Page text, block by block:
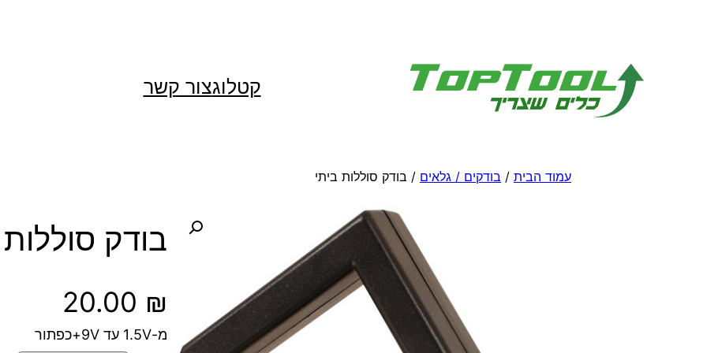
קטלוגצור קשר
עמוד הבית / בודקים / גלאים / בודק סוללות ביתי
בודק
20.00 ₪
מ-1.5V עד 9V+כפתור